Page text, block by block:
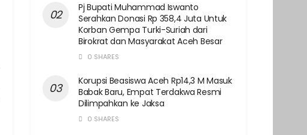
Pj Bupati Muhammad Iswanto
Serahkan Donasi Rp 358,4 Juta Untuk
Korban Gempa Turki-Suriah dari
Birokrat dan Masyarakat Aceh Besar
0 SHARES
Korupsi Beasiswa Aceh Rp14,3 M Masuk
Babak Baru, Empat Terdakwa Resmi
Dilimpahkan ke Jaksa
0 SHARES